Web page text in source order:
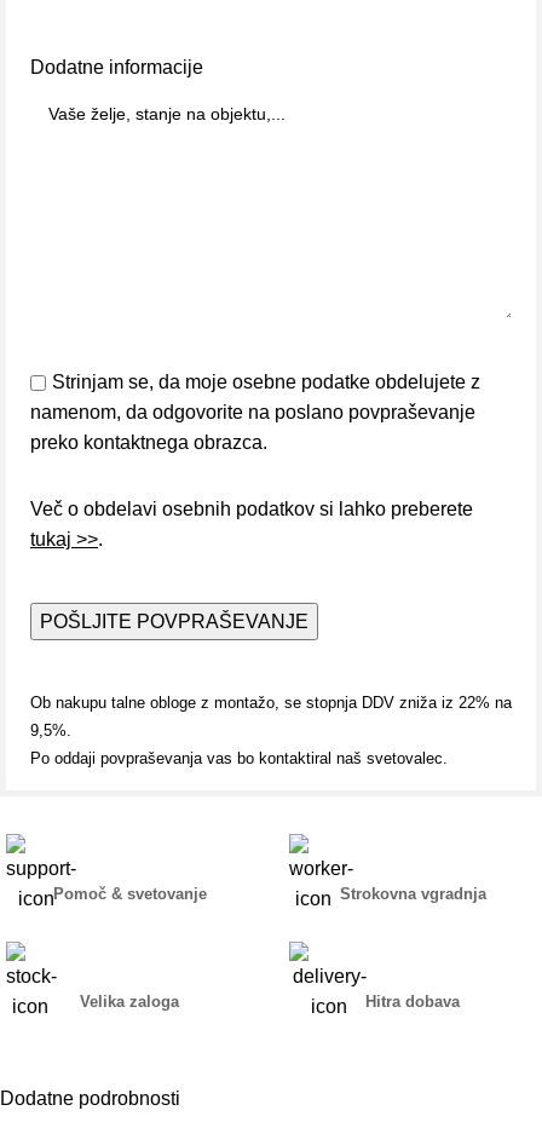
Dodatne informacije
Strinjam se, da moje osebne podatke obdelujete z
namenom, da odgovorite na poslano povpraševanje
preko kontaktnega obrazca.
Več o obdelavi osebnih podatkov si lahko preberete
tukaj >>.
Ob nakupu talne obloge z montažo, se stopnja DDV zniža iz 22% na
9,5%.
Po oddaji povpraševanja vas bo kontaktiral naš svetovalec.
Pomoč & svetovanje Strokovna vgradnja
Velika zaloga Hitra dobava
Dodatne podrobnosti